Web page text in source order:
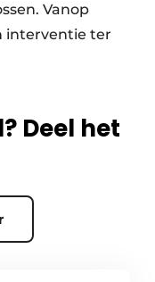
Vanop
interventie ter
Deel het